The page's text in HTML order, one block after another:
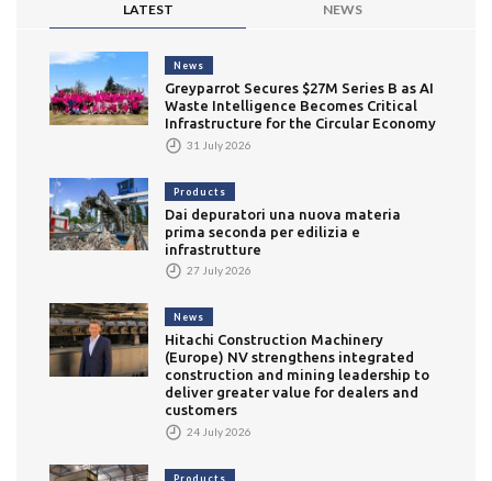
LATEST NEWS
News
Greyparrot Secures $27M Series B as AI
Waste Intelligence Becomes Critical
Infrastructure for the Circular Economy
31 July 2026
Products
Dai depuratori una nuova materia
prima seconda per edilizia e
infrastrutture
27 July 2026
News
Hitachi Construction Machinery
(Europe) NV strengthens integrated
construction and mining leadership to
deliver greater value for dealers and
customers
24 July 2026
Products